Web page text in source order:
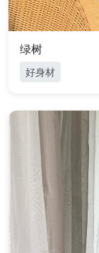
绿树
好身材